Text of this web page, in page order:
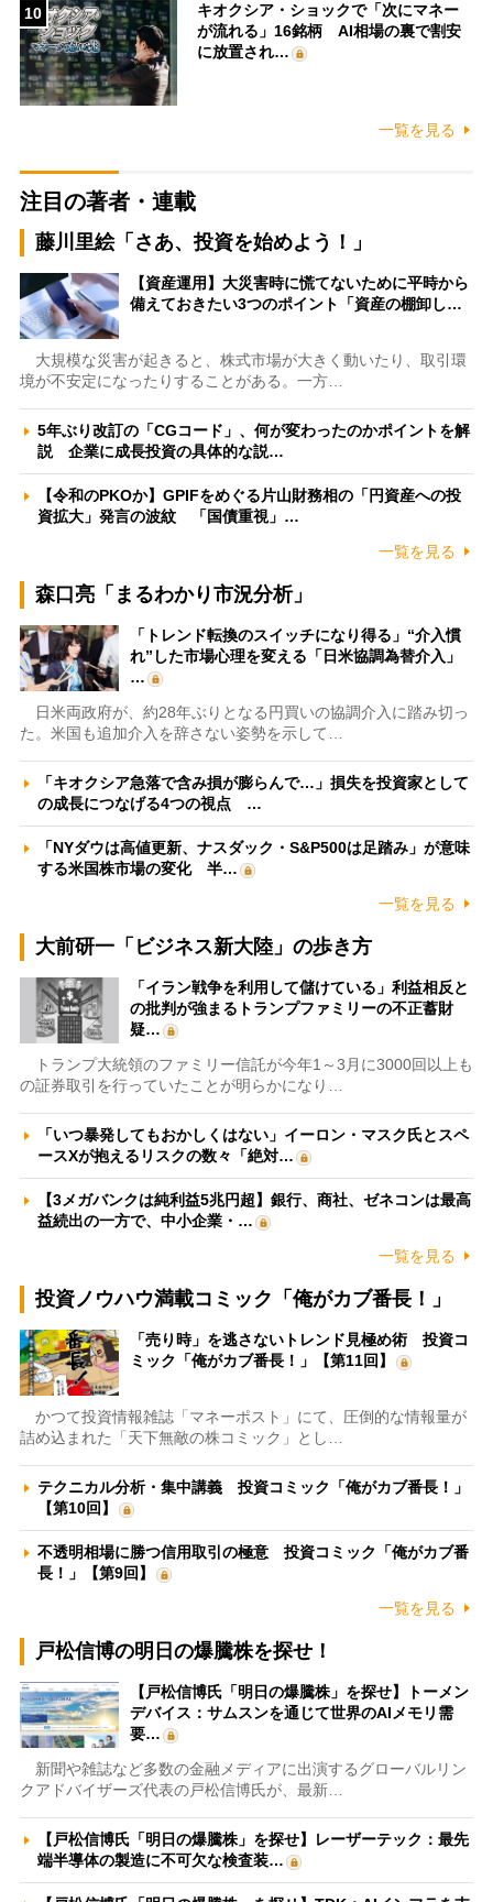
10
キオクシア・ショックで「次にマネー
が流れる」16銘柄 AI相場の裏で割安
に放置され…
一覧を見る
注目の著者・連載
藤川里絵「さあ、投資を始めよう！」
【資産運用】大災害時に慌てないために平時から
備えておきたい3つのポイント「資産の棚卸し…
大規模な災害が起きると、株式市場が大きく動いたり、取引環
境が不安定になったりすることがある。一方…
5年ぶり改訂の「CGコード」、何が変わったのかポイントを解
説 企業に成長投資の具体的な説…
【令和のPKOか】GPIFをめぐる片山財務相の「円資産への投
資拡大」発言の波紋 「国債重視」…
一覧を見る
森口亮「まるわかり市況分析」
「トレンド転換のスイッチになり得る」“介入慣
れ”した市場心理を変える「日米協調為替介入」
…
日米両政府が、約28年ぶりとなる円買いの協調介入に踏み切っ
た。米国も追加介入を辞さない姿勢を示して…
「キオクシア急落で含み損が膨らんで…」損失を投資家として
の成長につなげる4つの視点 …
「NYダウは高値更新、ナスダック・S&P500は足踏み」が意味
する米国株市場の変化 半…
一覧を見る
大前研一「ビジネス新大陸」の歩き方
「イラン戦争を利用して儲けている」利益相反と
の批判が強まるトランプファミリーの不正蓄財
疑…
トランプ大統領のファミリー信託が今年1～3月に3000回以上も
の証券取引を行っていたことが明らかになり…
「いつ暴発してもおかしくはない」イーロン・マスク氏とスペ
ースXが抱えるリスクの数々「絶対…
【3メガバンクは純利益5兆円超】銀行、商社、ゼネコンは最高
益続出の一方で、中小企業・…
一覧を見る
投資ノウハウ満載コミック「俺がカブ番長！」
「売り時」を逃さないトレンド見極め術 投資コ
ミック「俺がカブ番長！」【第11回】
かつて投資情報雑誌「マネーポスト」にて、圧倒的な情報量が
詰め込まれた「天下無敵の株コミック」とし…
テクニカル分析・集中講義 投資コミック「俺がカブ番長！」
【第10回】
不透明相場に勝つ信用取引の極意 投資コミック「俺がカブ番
長！」【第9回】
一覧を見る
戸松信博の明日の爆騰株を探せ！
【戸松信博氏「明日の爆騰株」を探せ】トーメン
デバイス：サムスンを通じて世界のAIメモリ需
要…
新聞や雑誌など多数の金融メディアに出演するグローバルリン
クアドバイザーズ代表の戸松信博氏が、最新…
【戸松信博氏「明日の爆騰株」を探せ】レーザーテック：最先
端半導体の製造に不可欠な検査装…